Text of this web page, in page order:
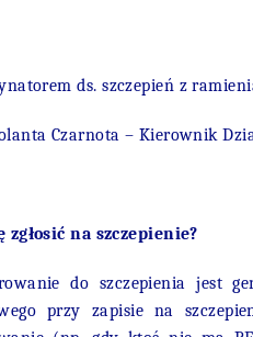
ds. szczepień z
Czarnota – Kierownik
zgłosić na szczepienie?
do szczepienia jest
przy zapisie na